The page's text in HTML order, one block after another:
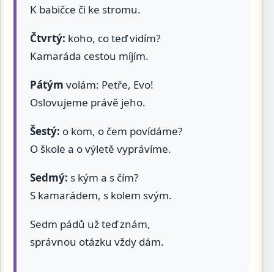
K babičce či ke stromu.
Čtvrtý: koho, co teď vidím?
Kamaráda cestou míjím.
Pátým volám: Petře, Evo!
Oslovujeme právě jeho.
Šestý: o kom, o čem povídáme?
O škole a o výletě vyprávíme.
Sedmý: s kým a s čím?
S kamarádem, s kolem svým.
Sedm pádů už teď znám,
správnou otázku vždy dám.